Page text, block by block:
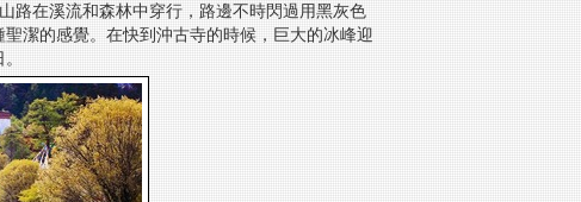
路在溪流和森林中穿行，路邊不時閃過用黑灰色
潔的感覺。在快到沖古寺的時候，巨大的冰峰迎